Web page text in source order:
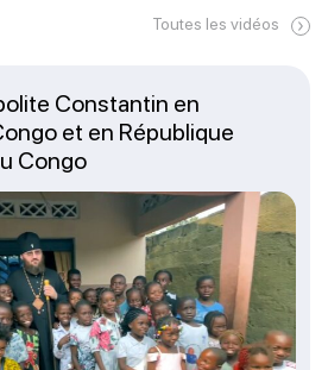
Toutes les vidéos
Constantin en
et en République
Congo